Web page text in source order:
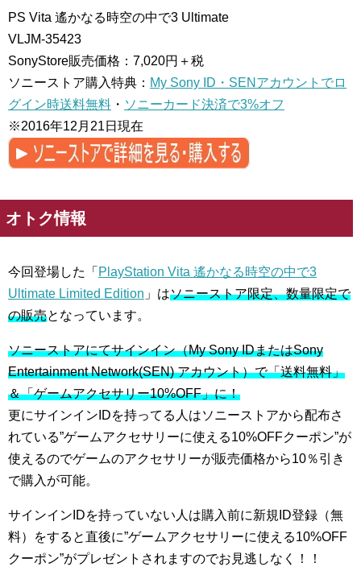
PS Vita 遙かなる時空の中で3 Ultimate
VLJM-35423
SonyStore販売価格：7,020円＋税
ソニーストア購入特典： My Sony ID・SENアカウントでロ
グイン時送料無料 ・ ソニーカード決済で3%オフ
※2016年12月21日現在
オトク情報
今回登場した「 PlayStation Vita 遙かなる時空の中で3
Ultimate Limited Edition 」はソニーストア限定、数量限定で
の販売となっています。
ソニーストアにてサインイン（My Sony IDまたはSony
Entertainment Network(SEN) アカウント）で「送料無料」
＆「ゲームアクセサリー10%OFF」に！
更にサインインIDを持ってる人はソニーストアから配布さ
れている”ゲームアクセサリーに使える10%OFFクーポン”が
使えるのでゲームのアクセサリーが販売価格から10％引き
で購入が可能。
サインインIDを持っていない人は購入前に新規ID登録（無
料）をすると直後に”ゲームアクセサリーに使える10%OFF
クーポン”がプレゼントされますのでお見逃しなく！！